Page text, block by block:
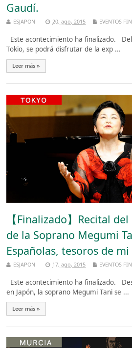
Gaudí.
ESJAPON 20, ago, 2015 EVENTOS
Este acontecimiento ha finalizado.
Tokio, se podrá disfrutar de la exp ...
Leer más »
【Finalizado】Recital
de la Soprano Megumi
Españolas, tesoros de mi
ESJAPON 17, ago, 2015 EVENTOS
Este acontecimiento ha finalizado.
en Japón, la soprano Megumi Tani se ...
Leer más »